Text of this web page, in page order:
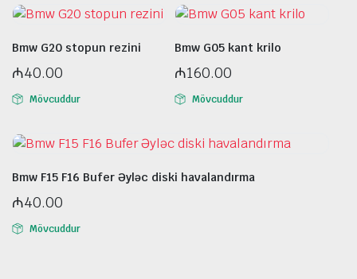
Bmw G20 stopun rezini
₼40.00
Mövcuddur
Bmw G05 kant krilo
₼160.00
Mövcuddur
Bmw F15 F16 Bufer Əyləc diski havalandırma
₼40.00
Mövcuddur